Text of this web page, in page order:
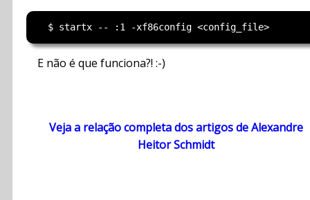
E não é que funciona?! :-)
Veja a relação completa dos artigos de Alexandre
Heitor Schmidt